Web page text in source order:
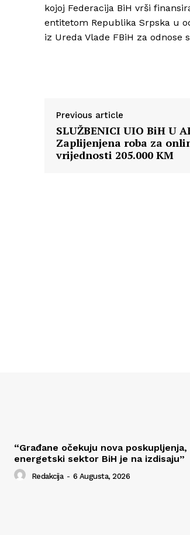
kojoj Federacija BiH vrši
entitetom Republika Srpska u
iz Ureda Vlade FBiH za odnose
Previous article
SLUŽBENICI UIO BiH U
Zaplijenjena roba za
vrijednosti 205.000 KM
“Građane očekuju nova poskupljenja,
energetski sektor BiH je na izdisaju”
Redakcija - 6 Augusta, 2026